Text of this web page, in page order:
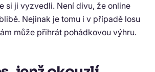
si ji vyzvedli. Není divu, že online
Nejinak je tomu i v případě losu
může přihrát pohádkovou výhru.